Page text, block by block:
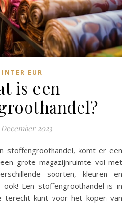
INTERIEUR
is een
December 2023
grote magazijnruimte vol met
soorten, kleuren en
Een stoffengroothandel is in
terecht kunt voor het kopen van